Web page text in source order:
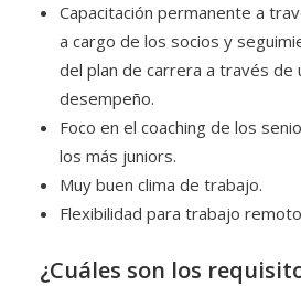
Capacitación permanente a
a cargo de los socios y
del plan de carrera a través de
desempeño.
Foco en el coaching de los
los más juniors.
Muy buen clima de trabajo.
Flexibilidad para trabajo
¿Cuáles son los